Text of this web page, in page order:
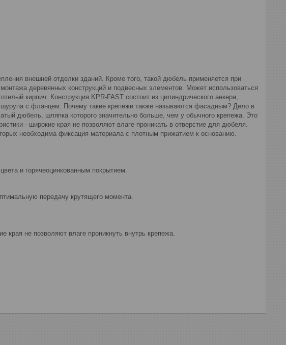
внешней отделки зданий. Кроме того, такой дюбель применяется при
деревянных конструкций и подвесных элементов. Может использоваться
кирпич. Конструкция KPR-FAST состоит из цилиндрического анкера,
с фланцем. Почему такие крепежи также называются фасадным? Дело в
дюбель, шляпка которого значительно больше, чем у обычного крепежа. Это
- широкие края не позволяют влаге проникать в отверстие для дюбеля.
необходима фиксация материала с плотным прижатием к основанию.
и горячеоцинкованным покрытием.
передачу крутящего момента.
края не позволяют влаге проникнуть внутрь крепежа.